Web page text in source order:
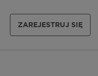
ZAREJESTRUJ SIĘ